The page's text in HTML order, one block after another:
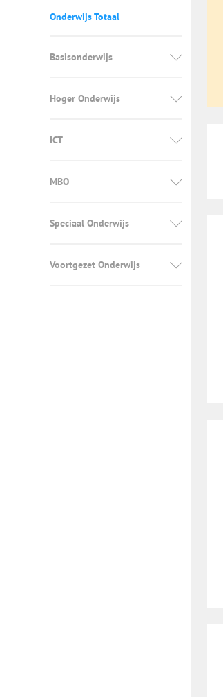
Onderwijs Totaal
Basisonderwijs
Hoger Onderwijs
ICT
MBO
Speciaal Onderwijs
Voortgezet Onderwijs